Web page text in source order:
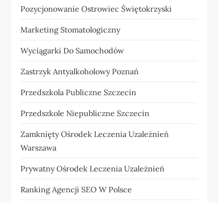
Pozycjonowanie Ostrowiec Świętokrzyski
Marketing Stomatologiczny
Wyciągarki Do Samochodów
Zastrzyk Antyalkoholowy Poznań
Przedszkola Publiczne Szczecin
Przedszkole Niepubliczne Szczecin
Zamknięty Ośrodek Leczenia Uzależnień
Warszawa
Prywatny Ośrodek Leczenia Uzależnień
Ranking Agencji SEO W Polsce